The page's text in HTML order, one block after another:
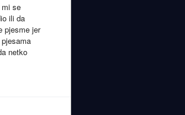
se
ili da
pjesme jer
netko